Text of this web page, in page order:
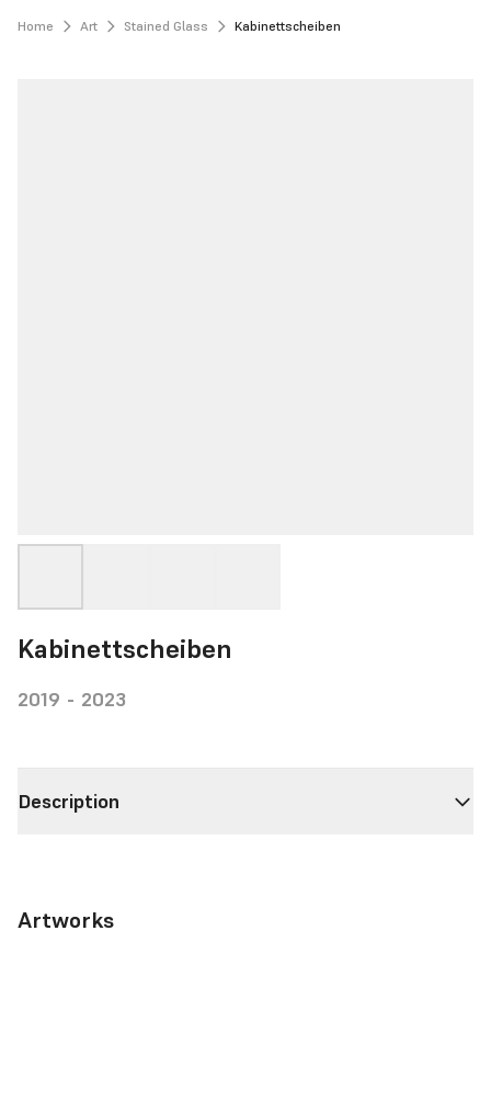
Home Art Stained Glass Kabinettscheiben
Kabinettscheiben
2019 - 2023
Description
Artworks